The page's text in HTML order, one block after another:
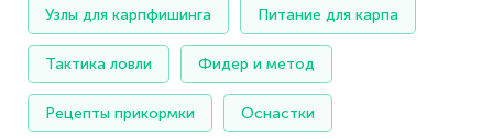
Узлы для карпфишинга Питание для карпа
Тактика ловли Фидер и метод
Рецепты прикормки Оснастки